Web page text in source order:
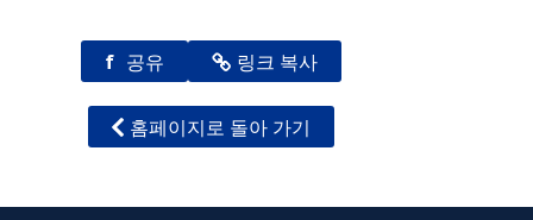
f 공유 링크 복사
홈페이지로 돌아 가기